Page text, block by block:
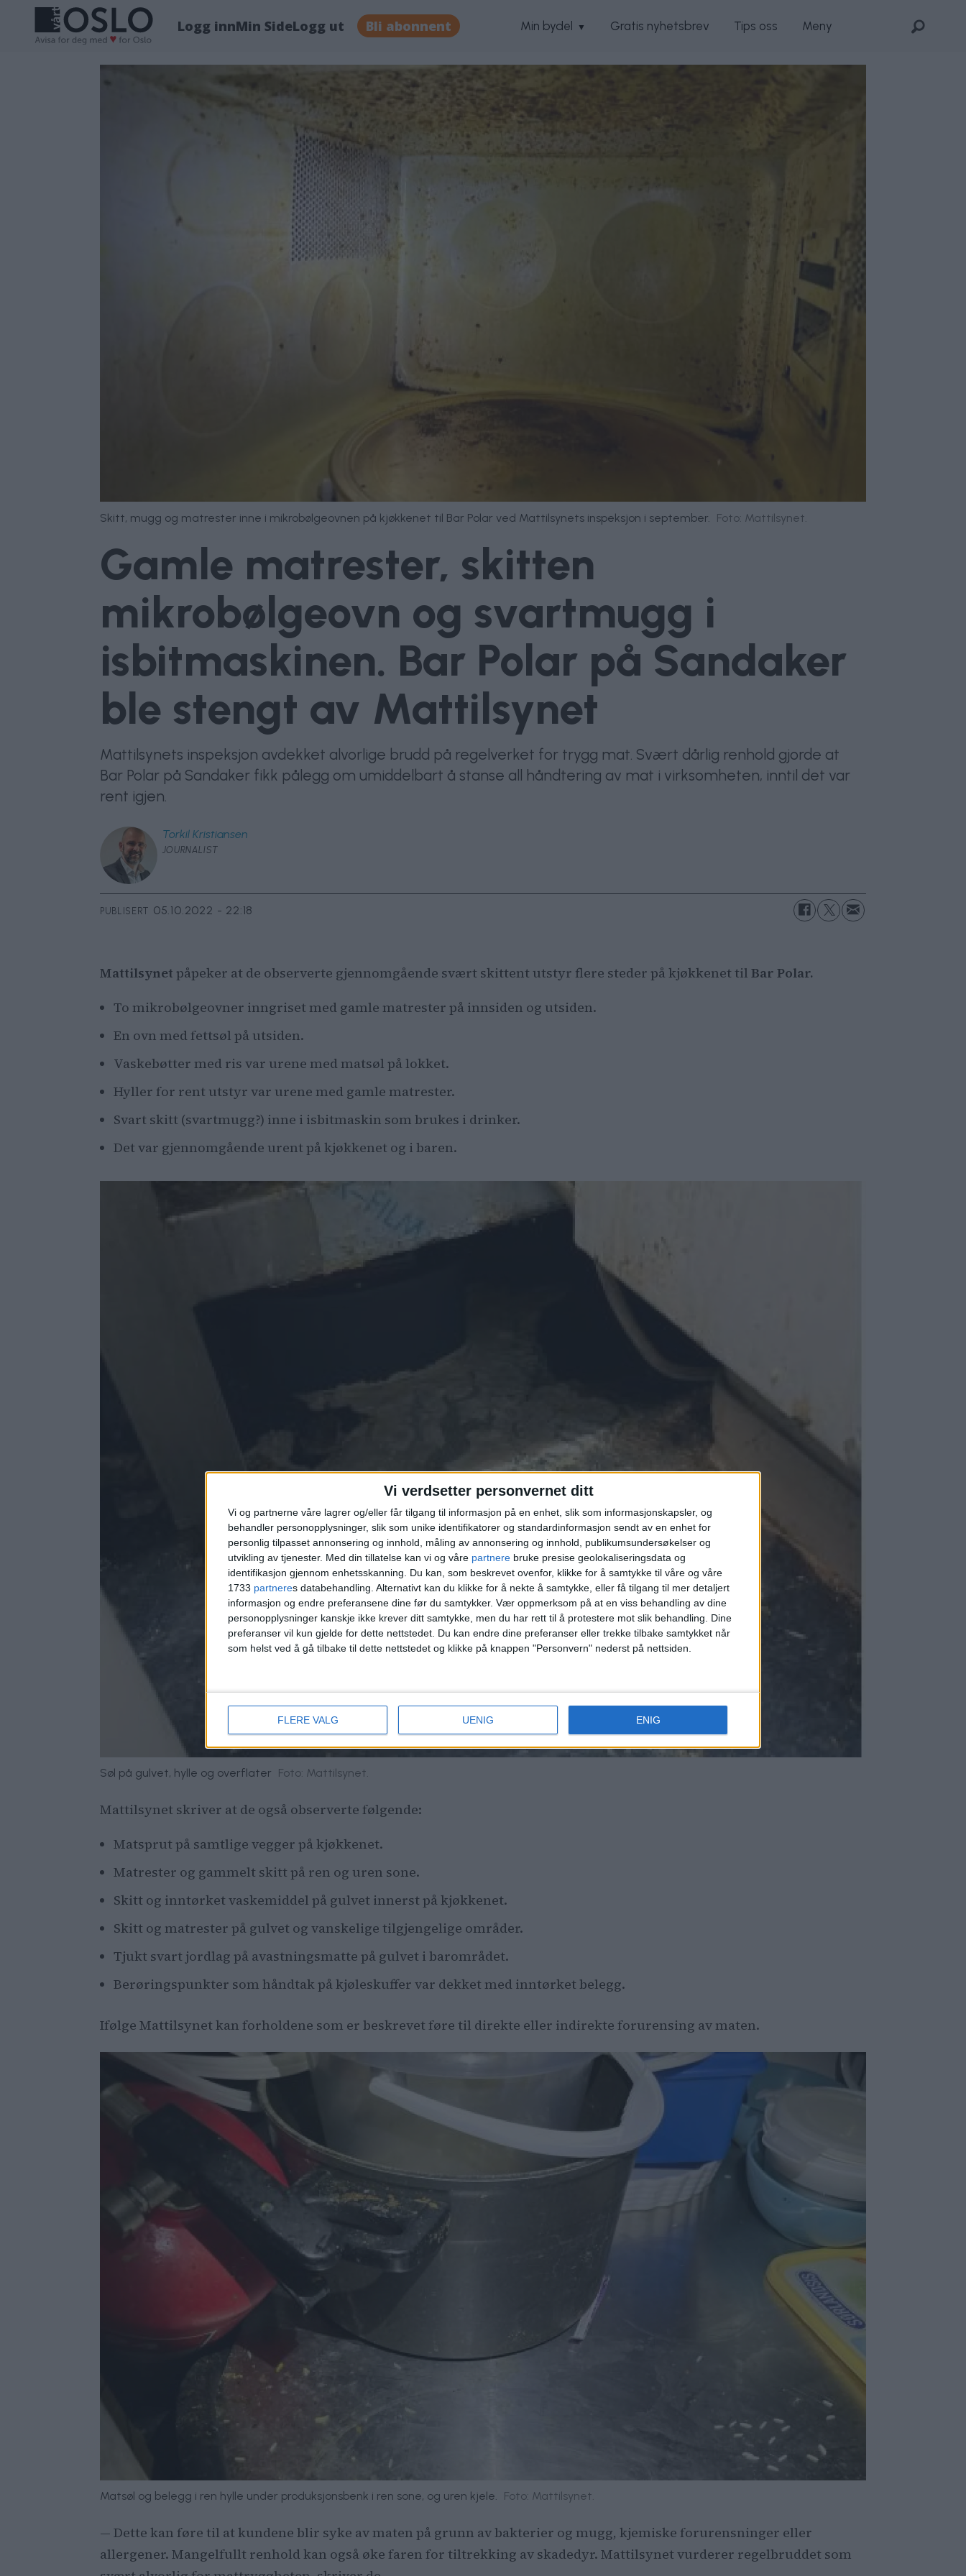
Vi verdsetter personvernet ditt
Vi og partnerne våre lagrer og/eller får tilgang til informasjon på en enhet, slik som informasjonskapsler, og
behandler personopplysninger, slik som unike identifikatorer og standardinformasjon sendt av en enhet for
personlig tilpasset annonsering og innhold, måling av annonsering og innhold, publikumsundersøkelser og
utvikling av tjenester. Med din tillatelse kan vi og våre partnere bruke presise geolokaliseringsdata og
identifikasjon gjennom enhetsskanning. Du kan, som beskrevet ovenfor, klikke for å samtykke til våre og våre
1733 partneres databehandling. Alternativt kan du klikke for å nekte å samtykke, eller få tilgang til mer detaljert
informasjon og endre preferansene dine før du samtykker. Vær oppmerksom på at en viss behandling av dine
personopplysninger kanskje ikke krever ditt samtykke, men du har rett til å protestere mot slik behandling. Dine
preferanser vil kun gjelde for dette nettstedet. Du kan endre dine preferanser eller trekke tilbake samtykket når
som helst ved å gå tilbake til dette nettstedet og klikke på knappen "Personvern" nederst på nettsiden.
FLERE VALG UENIG ENIG
Logg innMin SideLogg ut Bli abonnent Min bydel Gratis nyhetsbrev Tips oss Meny
Skitt, mugg og matrester inne i mikrobølgeovnen på kjøkkenet til Bar Polar ved Mattilsynets inspeksjon i september. Foto: Mattilsynet.
Gamle matrester, skitten
mikrobølgeovn og svartmugg i
isbitmaskinen. Bar Polar på Sandaker
ble stengt av Mattilsynet
Mattilsynets inspeksjon avdekket alvorlige brudd på regelverket for trygg mat. Svært dårlig renhold gjorde at
Bar Polar på Sandaker fikk pålegg om umiddelbart å stanse all håndtering av mat i virksomheten, inntil det var
rent igjen.
Torkil Kristiansen
JOURNALIST
PUBLISERT 05.10.2022 - 22:18
Mattilsynet påpeker at de observerte gjennomgående svært skittent utstyr flere steder på kjøkkenet tilBar Polar.
To mikrobølgeovner inngriset med gamle matrester på innsiden og utsiden.
En ovn med fettsøl på utsiden.
Vaskebøtter med ris var urene med matsøl på lokket.
Hyller for rent utstyr var urene med gamle matrester.
Svart skitt (svartmugg?) inne i isbitmaskin som brukes i drinker.
Det var gjennomgående urent på kjøkkenet og i baren.
Søl på gulvet, hylle og overflater Foto: Mattilsynet.
Mattilsynet skriver at de også observerte følgende:
Matsprut på samtlige vegger på kjøkkenet.
Matrester og gammelt skitt på ren og uren sone.
Skitt og inntørket vaskemiddel på gulvet innerst på kjøkkenet.
Skitt og matrester på gulvet og vanskelige tilgjengelige områder.
Tjukt svart jordlag på avastningsmatte på gulvet i barområdet.
Berøringspunkter som håndtak på kjøleskuffer var dekket med inntørket belegg.
Ifølge Mattilsynet kan forholdene som er beskrevet føre til direkte eller indirekte forurensing av maten.
Matsøl og belegg i ren hylle under produksjonsbenk i ren sone, og uren kjele. Foto: Mattilsynet.
— Dette kan føre til at kundene blir syke av maten på grunn av bakterier og mugg, kjemiske forurensninger eller
allergener. Mangelfullt renhold kan også øke faren for tiltrekking av skadedyr. Mattilsynet vurderer regelbruddet som